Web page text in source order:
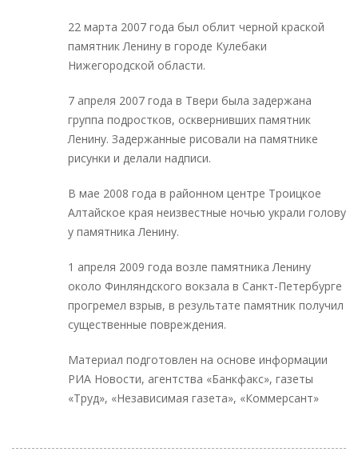
22 марта 2007 года был облит черной краской
памятник Ленину в городе Кулебаки
Нижегородской области.
7 апреля 2007 года в Твери была задержана
группа подростков, осквернивших памятник
Ленину. Задержанные рисовали на памятнике
рисунки и делали надписи.
В мае 2008 года в районном центре Троицкое
Алтайское края неизвестные ночью украли голову
у памятника Ленину.
1 апреля 2009 года возле памятника Ленину
около Финляндского вокзала в Санкт-Петербурге
прогремел взрыв, в результате памятник получил
существенные повреждения.
Материал подготовлен на основе информации
РИА Новости, агентства «Банкфакс», газеты
«Труд», «Независимая газета», «Коммерсант»